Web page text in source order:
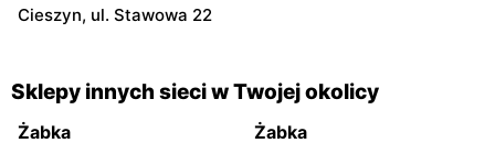
Cieszyn, ul. Stawowa 22
Sklepy innych sieci w Twojej okolicy
Żabka Żabka